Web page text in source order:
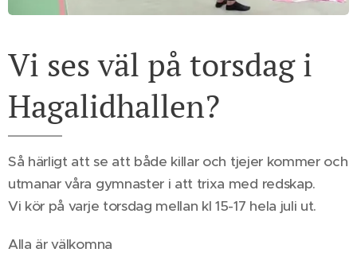
Vi ses väl på torsdag i
Hagalidhallen?
Så härligt att se att både killar och tjejer kommer och
utmanar våra gymnaster i att trixa med redskap.
Vi kör på varje torsdag mellan kl 15-17 hela juli ut.
Alla är välkomna